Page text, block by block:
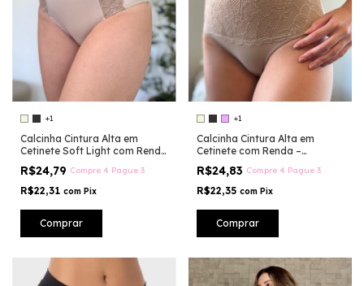
+1
Calcinha Cintura Alta em
Cetinete Soft Light com Renda
– Modelagem Anatômica e
Cós Duplo - MM054
R$24,79 Compre 4 Pague 3
R$22,31 com Pix
Comprar
+1
Calcinha Cintura Alta em
Cetinete com Renda –
Compressão Suave e
Modelagem que Valoriza -
MM014
R$24,83 Compre 4 Pague 3
R$22,35 com Pix
Comprar